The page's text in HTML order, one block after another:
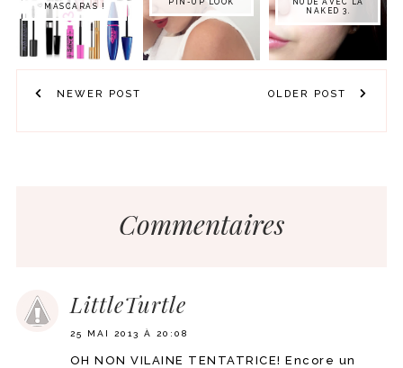
MASCARAS !
PIN-UP LOOK
NUDE AVEC LA
NAKED 3.
NEWER POST OLDER POST
Commentaires
LittleTurtle
25 MAI 2013 À 20:08
OH NON VILAINE TENTATRICE! Encore un